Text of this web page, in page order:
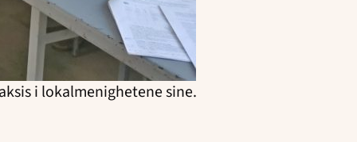
i lokalmenighetene sine.